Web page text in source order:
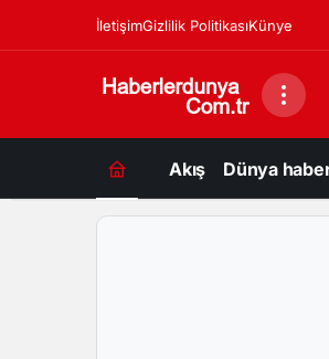
İletişimGizlilik PolitikasıKünye
Akış Dünya